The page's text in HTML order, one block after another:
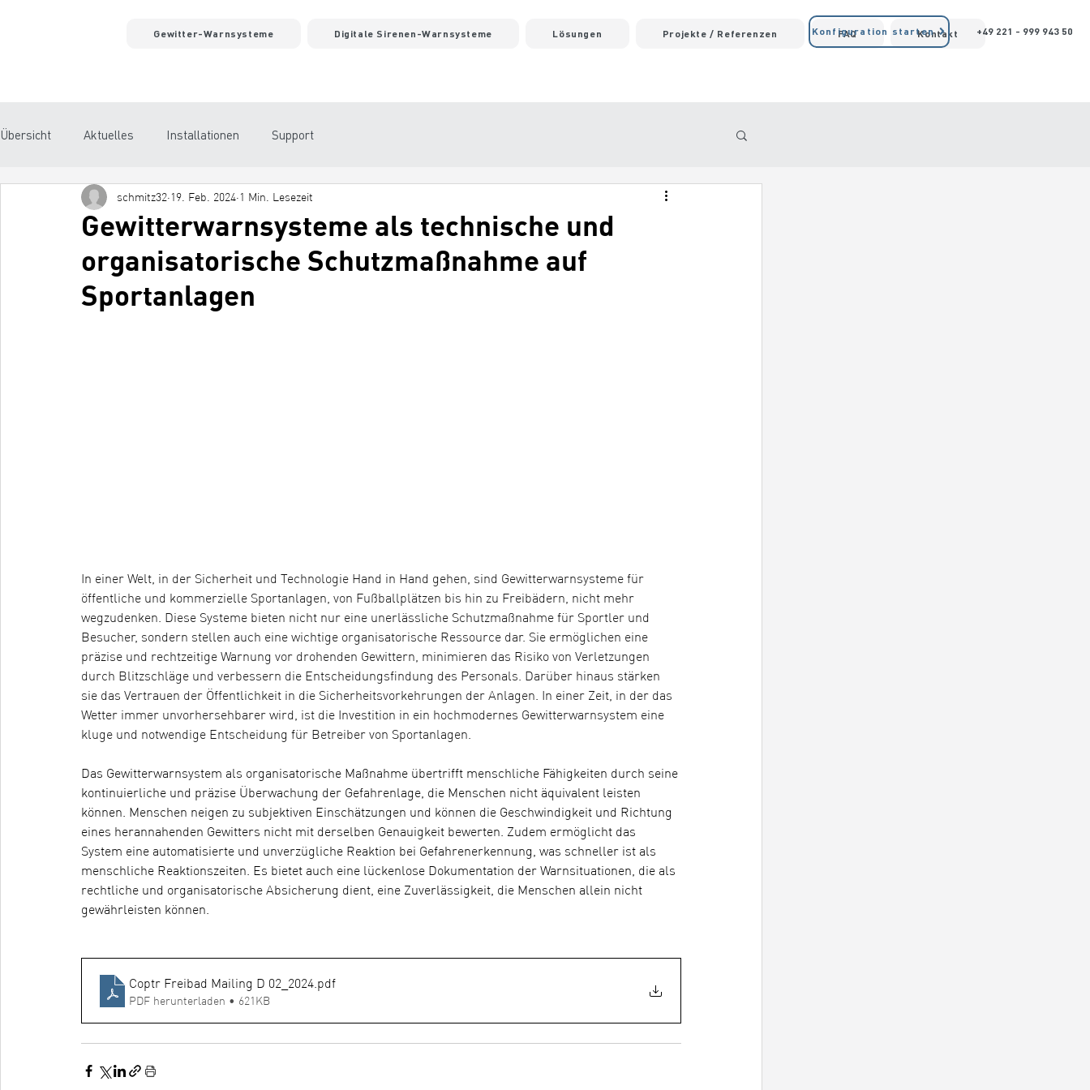
Gewitter-Warnsysteme Digitale Sirenen-Warnsysteme Lösungen Projekte / Referenzen FAQ Kontakt
Konfiguration starten +49 221 - 999 943 50
Übersicht Aktuelles Installationen Support
Gewitterwarnsysteme als technische und
organisatorische Schutzmaßnahme auf
Sportanlagen
schmitz32 19. Feb. 2024 1 Min. Lesezeit
In einer Welt, in der Sicherheit und Technologie Hand in Hand gehen, sind Gewitterwarnsysteme für
öffentliche und kommerzielle Sportanlagen, von Fußballplätzen bis hin zu Freibädern, nicht mehr
wegzudenken. Diese Systeme bieten nicht nur eine unerlässliche Schutzmaßnahme für Sportler und
Besucher, sondern stellen auch eine wichtige organisatorische Ressource dar. Sie ermöglichen eine
präzise und rechtzeitige Warnung vor drohenden Gewittern, minimieren das Risiko von Verletzungen
durch Blitzschläge und verbessern die Entscheidungsfindung des Personals. Darüber hinaus stärken
sie das Vertrauen der Öffentlichkeit in die Sicherheitsvorkehrungen der Anlagen. In einer Zeit, in der das
Wetter immer unvorhersehbarer wird, ist die Investition in ein hochmodernes Gewitterwarnsystem eine
kluge und notwendige Entscheidung für Betreiber von Sportanlagen.
Das Gewitterwarnsystem als organisatorische Maßnahme übertrifft menschliche Fähigkeiten durch seine
kontinuierliche und präzise Überwachung der Gefahrenlage, die Menschen nicht äquivalent leisten
können. Menschen neigen zu subjektiven Einschätzungen und können die Geschwindigkeit und Richtung
eines herannahenden Gewitters nicht mit derselben Genauigkeit bewerten. Zudem ermöglicht das
System eine automatisierte und unverzügliche Reaktion bei Gefahrenerkennung, was schneller ist als
menschliche Reaktionszeiten. Es bietet auch eine lückenlose Dokumentation der Warnsituationen, die als
rechtliche und organisatorische Absicherung dient, eine Zuverlässigkeit, die Menschen allein nicht
gewährleisten können.
Coptr Freibad Mailing D 02_2024.pdf
PDF herunterladen • 621KB